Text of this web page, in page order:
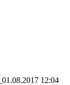
01.08.2017 12:04